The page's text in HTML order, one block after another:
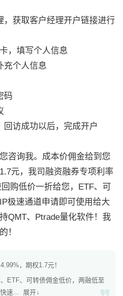
，获取客户经理开户链接进行
，填写个人信息
充个人信息
码
访成功以后，完成开户
咨询我。成本价佣金给到您
元，我司融资融券专项利率
购低价一折给您，ETF、可
极速通道申请即可使用给大
QMT、Ptrade量化软件！我
！
，期权1.7元！
ETF、可转债佣金低价，两融低至
速... 展开↓